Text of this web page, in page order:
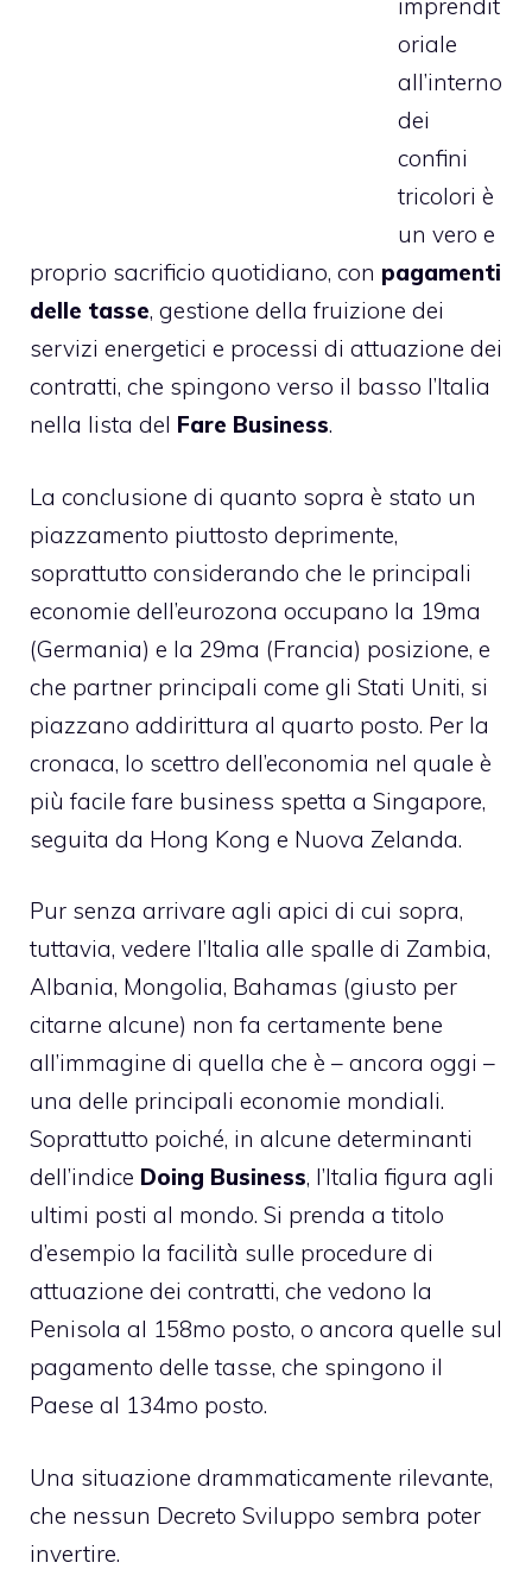
imprendit
oriale
all’interno
dei
confini
tricolori è
un vero e
proprio sacrificio quotidiano, con pagamenti
delle tasse, gestione della fruizione dei
servizi energetici e processi di attuazione dei
contratti, che spingono verso il basso l’Italia
nella lista del Fare Business.
La conclusione di quanto sopra è stato un
piazzamento piuttosto deprimente,
soprattutto considerando che le principali
economie dell’eurozona occupano la 19ma
(Germania) e la 29ma (Francia) posizione, e
che partner principali come gli Stati Uniti, si
piazzano addirittura al quarto posto. Per la
cronaca, lo scettro dell’economia nel quale è
più facile fare business spetta a Singapore,
seguita da Hong Kong e Nuova Zelanda.
Pur senza arrivare agli apici di cui sopra,
tuttavia, vedere l’Italia alle spalle di Zambia,
Albania, Mongolia, Bahamas (giusto per
citarne alcune) non fa certamente bene
all’immagine di quella che è – ancora oggi –
una delle principali economie mondiali.
Soprattutto poiché, in alcune determinanti
dell’indice Doing Business, l’Italia figura agli
ultimi posti al mondo. Si prenda a titolo
d’esempio la facilità sulle procedure di
attuazione dei contratti, che vedono la
Penisola al 158mo posto, o ancora quelle sul
pagamento delle tasse, che spingono il
Paese al 134mo posto.
Una situazione drammaticamente rilevante,
che nessun Decreto Sviluppo sembra poter
invertire.